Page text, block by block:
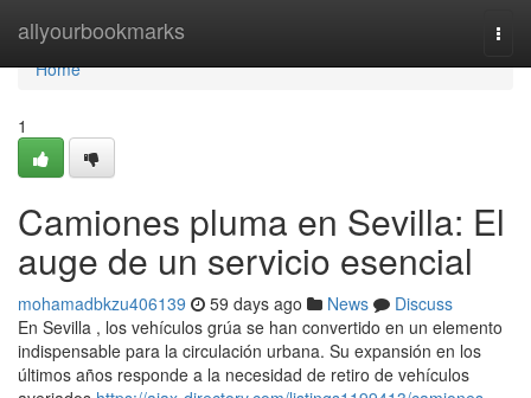
allyourbookmarks
Home
Home
1
Camiones pluma en Sevilla: El
auge de un servicio esencial
mohamadbkzu406139 59 days ago News
Discuss
En Sevilla , los vehículos grúa se han convertido en un elemento
indispensable para la circulación urbana. Su expansión en los
últimos años responde a la necesidad de retiro de vehículos